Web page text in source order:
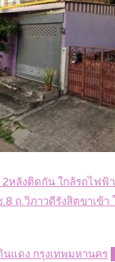
หลังติดกัน ใกล้รถไฟฟ้
ถ.วิภาวดีรังสิตขาเข้า
แดง กรุงเทพมหานคร